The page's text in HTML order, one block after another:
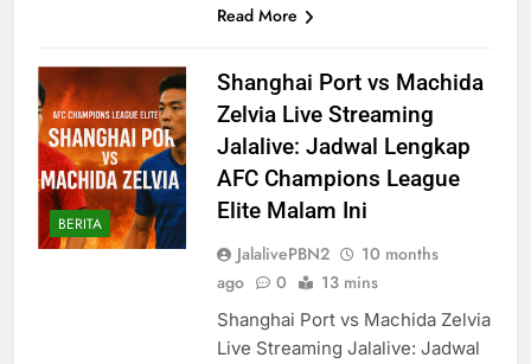
Read More
BERITA
Shanghai Port vs Machida
Zelvia Live Streaming
Jalalive: Jadwal Lengkap
AFC Champions League
Elite Malam Ini
JalalivePBN2
10 months
ago
0 13 mins
Shanghai Port vs Machida Zelvia
Live Streaming Jalalive: Jadwal